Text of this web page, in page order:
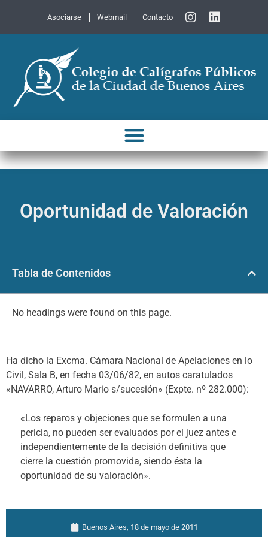
Asociarse Webmail Contacto
Oportunidad de Valoración
Tabla de Contenidos
No headings were found on this page.
Ha dicho la Excma. Cámara Nacional de Apelaciones en lo
Civil, Sala B, en fecha 03/06/82, en autos caratulados
«NAVARRO, Arturo Mario s/sucesión» (Expte. nº 282.000):
«Los reparos y objeciones que se formulen a una
pericia, no pueden ser evaluados por el juez antes e
independientemente de la decisión definitiva que
cierre la cuestión promovida, siendo ésta la
oportunidad de su valoración».
Buenos Aires, 18 de mayo de 2011